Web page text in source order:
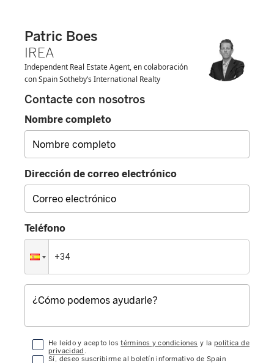
Patric Boes
IREA
Independent Real Estate Agent, en colaboración
con Spain Sotheby’s International Realty
Contacte con nosotros
Nombre completo
Dirección de correo electrónico
Teléfono
He leído y acepto lostérminos y condiciones y la política de
privacidad .
Sí, deseo suscribirme al boletín informativo de Spain